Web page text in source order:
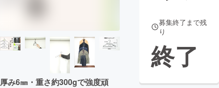
厚み6㎜・重さ約300gで強度頑
募集終了まで残
り
終了